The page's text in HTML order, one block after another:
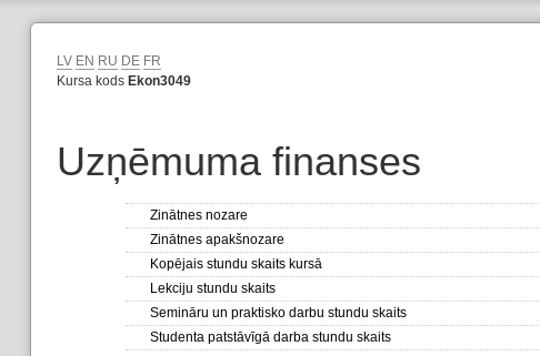
LV EN RU DE FR
Kursa kods Ekon3049
Uzņēmuma finanses
Zinātnes nozare
Zinātnes apakšnozare
Kopējais stundu skaits kursā
Lekciju stundu skaits
Semināru un praktisko darbu stundu skaits
Studenta patstāvīgā darba stundu skaits